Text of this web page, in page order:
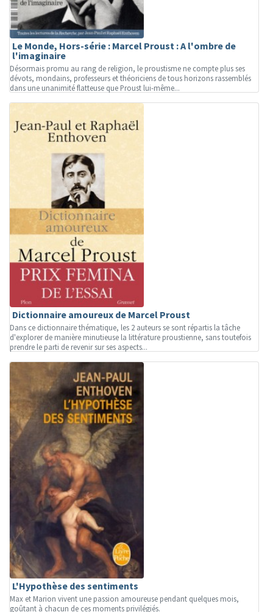
Le Monde, Hors-série : Marcel Proust : A l'ombre de
l'imaginaire
Désormais promu au rang de religion, le proustisme ne compte plus ses
dévots, mondains, professeurs et théoriciens de tous horizons rassemblés
dans une unanimité flatteuse que Proust lui-même...
Dictionnaire amoureux de Marcel Proust
Dans ce dictionnaire thématique, les 2 auteurs se sont répartis la tâche
d'explorer de manière minutieuse la littérature proustienne, sans toutefois
prendre le parti de revenir sur ses aspects...
L'Hypothèse des sentiments
Max et Marion vivent une passion amoureuse pendant quelques mois,
goûtant à chacun de ces moments privilégiés.